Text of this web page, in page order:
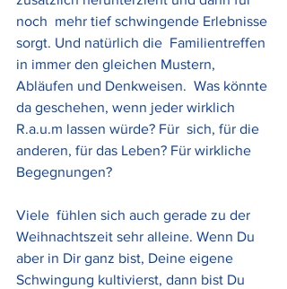
noch  mehr tief schwingende Erlebnisse
sorgt. Und natürlich die  Familientreffen
in immer den gleichen Mustern,
Abläufen und Denkweisen.  Was könnte
da geschehen, wenn jeder wirklich
R.a.u.m lassen würde? Für  sich, für die
anderen, für das Leben? Für wirkliche
Begegnungen?
Viele  fühlen sich auch gerade zu der
Weihnachtszeit sehr alleine. Wenn Du
aber in Dir ganz bist, Deine eigene
Schwingung kultivierst, dann bist Du